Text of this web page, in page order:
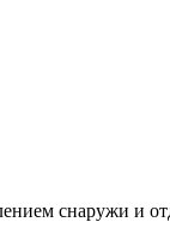
снаружи и